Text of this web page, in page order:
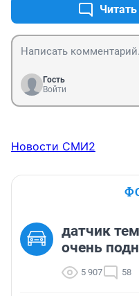
Гость
Войти
Новости СМИ2
датчик
очень
5 907 58